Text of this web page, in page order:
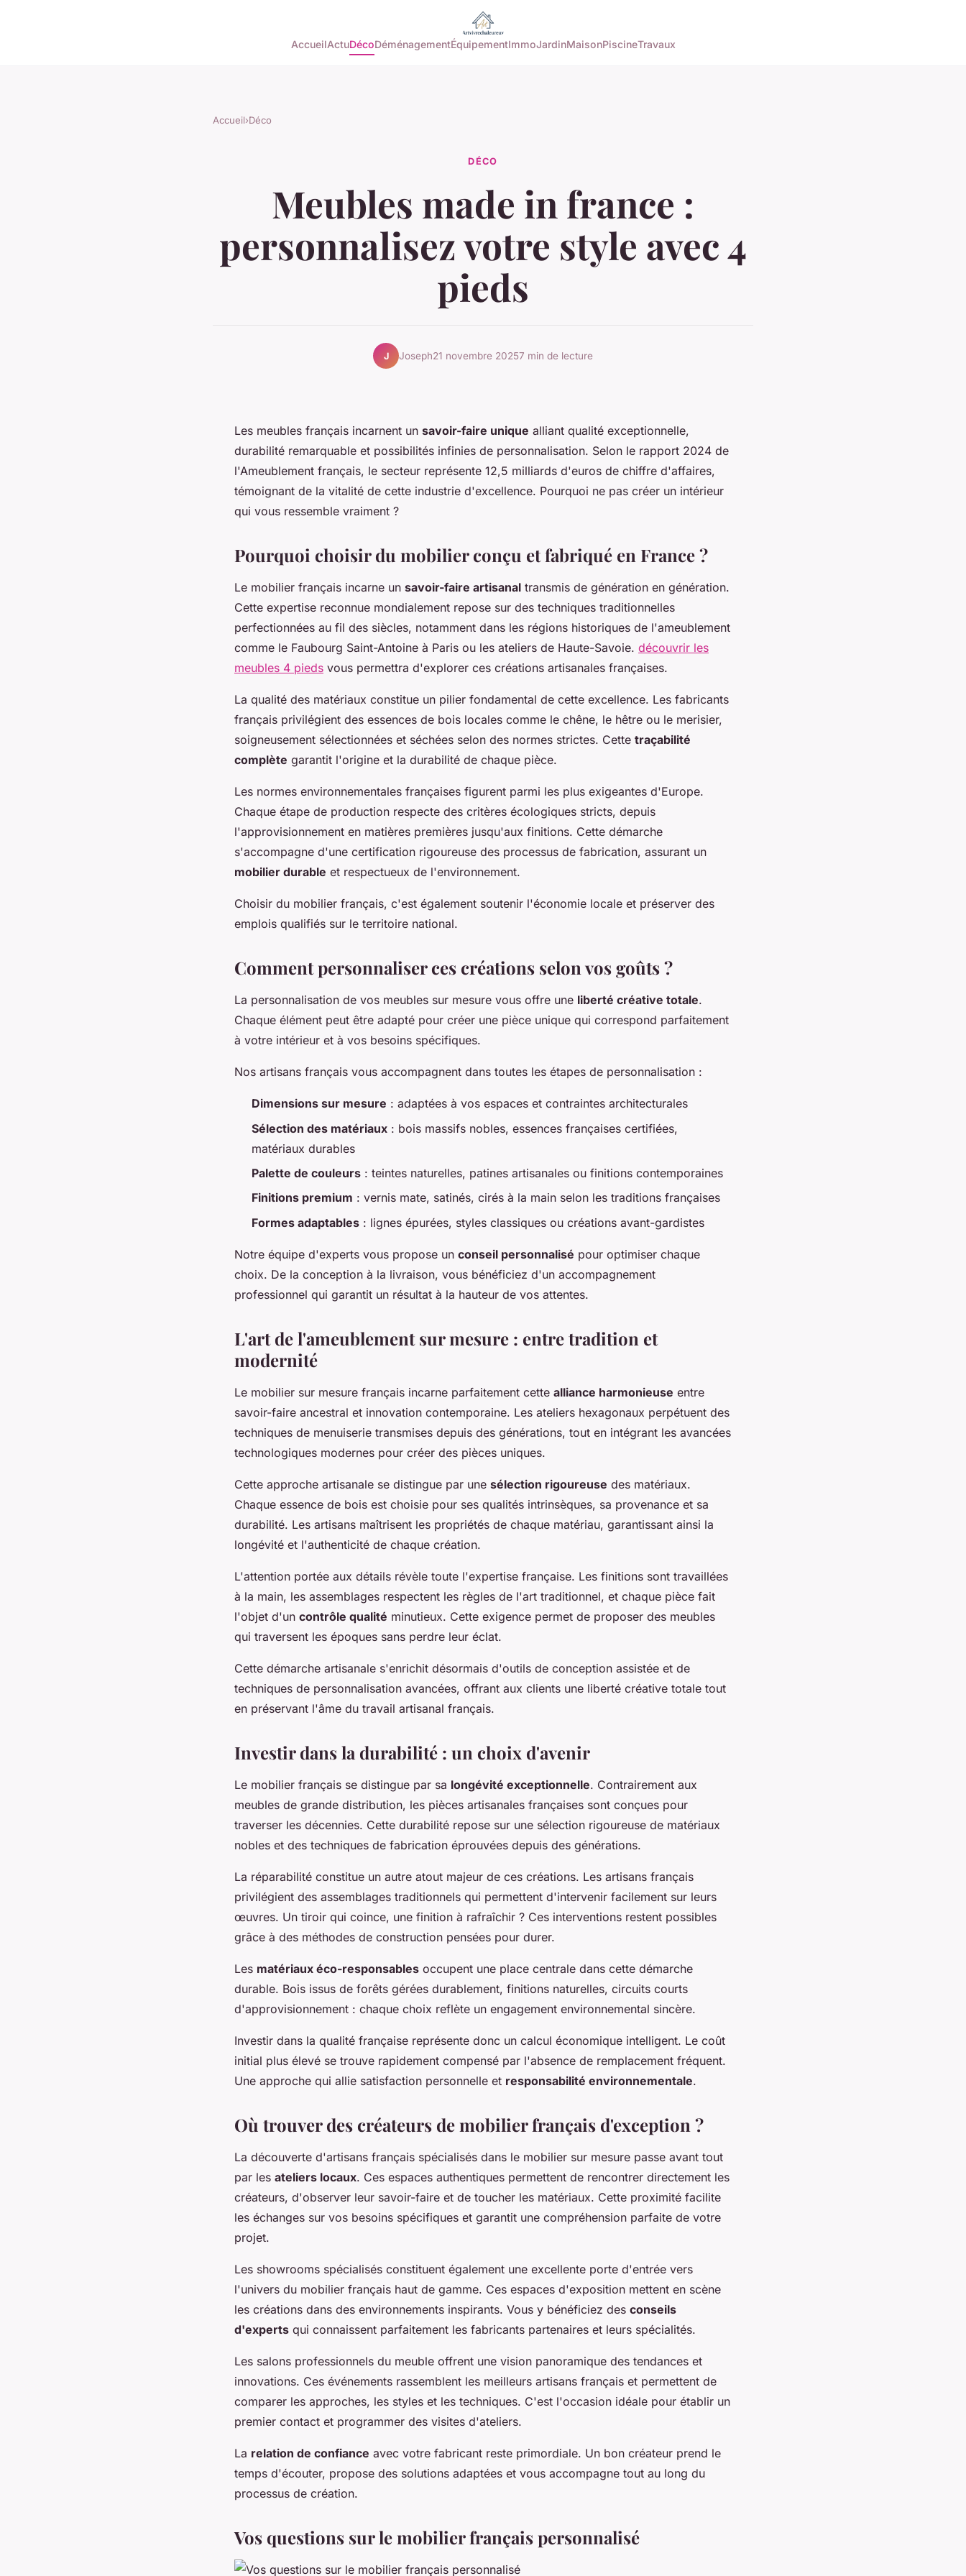
AccueilActuDécoDéménagementÉquipementImmoJardinMaisonPiscineTravaux
Accueil›Déco
DÉCO
Meubles made in france :
personnalisez votre style avec 4
pieds
J Joseph21 novembre 20257 min de lecture
Les meubles français incarnent un savoir-faire unique alliant qualité exceptionnelle,
durabilité remarquable et possibilités infinies de personnalisation. Selon le rapport 2024 de
l'Ameublement français, le secteur représente 12,5 milliards d'euros de chiffre d'affaires,
témoignant de la vitalité de cette industrie d'excellence. Pourquoi ne pas créer un intérieur
qui vous ressemble vraiment ?
Pourquoi choisir du mobilier conçu et fabriqué en France ?
Le mobilier français incarne un savoir-faire artisanal transmis de génération en génération.
Cette expertise reconnue mondialement repose sur des techniques traditionnelles
perfectionnées au fil des siècles, notamment dans les régions historiques de l'ameublement
comme le Faubourg Saint-Antoine à Paris ou les ateliers de Haute-Savoie. découvrir les
meubles 4 pieds vous permettra d'explorer ces créations artisanales françaises.
La qualité des matériaux constitue un pilier fondamental de cette excellence. Les fabricants
français privilégient des essences de bois locales comme le chêne, le hêtre ou le merisier,
soigneusement sélectionnées et séchées selon des normes strictes. Cette traçabilité
complète garantit l'origine et la durabilité de chaque pièce.
Les normes environnementales françaises figurent parmi les plus exigeantes d'Europe.
Chaque étape de production respecte des critères écologiques stricts, depuis
l'approvisionnement en matières premières jusqu'aux finitions. Cette démarche
s'accompagne d'une certification rigoureuse des processus de fabrication, assurant un
mobilier durable et respectueux de l'environnement.
Choisir du mobilier français, c'est également soutenir l'économie locale et préserver des
emplois qualifiés sur le territoire national.
Comment personnaliser ces créations selon vos goûts ?
La personnalisation de vos meubles sur mesure vous offre une liberté créative totale.
Chaque élément peut être adapté pour créer une pièce unique qui correspond parfaitement
à votre intérieur et à vos besoins spécifiques.
Nos artisans français vous accompagnent dans toutes les étapes de personnalisation :
Dimensions sur mesure : adaptées à vos espaces et contraintes architecturales
Sélection des matériaux : bois massifs nobles, essences françaises certifiées,
matériaux durables
Palette de couleurs : teintes naturelles, patines artisanales ou finitions contemporaines
Finitions premium : vernis mate, satinés, cirés à la main selon les traditions françaises
Formes adaptables : lignes épurées, styles classiques ou créations avant-gardistes
Notre équipe d'experts vous propose un conseil personnalisé pour optimiser chaque
choix. De la conception à la livraison, vous bénéficiez d'un accompagnement
professionnel qui garantit un résultat à la hauteur de vos attentes.
L'art de l'ameublement sur mesure : entre tradition et
modernité
Le mobilier sur mesure français incarne parfaitement cette alliance harmonieuse entre
savoir-faire ancestral et innovation contemporaine. Les ateliers hexagonaux perpétuent des
techniques de menuiserie transmises depuis des générations, tout en intégrant les avancées
technologiques modernes pour créer des pièces uniques.
Cette approche artisanale se distingue par une sélection rigoureuse des matériaux.
Chaque essence de bois est choisie pour ses qualités intrinsèques, sa provenance et sa
durabilité. Les artisans maîtrisent les propriétés de chaque matériau, garantissant ainsi la
longévité et l'authenticité de chaque création.
L'attention portée aux détails révèle toute l'expertise française. Les finitions sont travaillées
à la main, les assemblages respectent les règles de l'art traditionnel, et chaque pièce fait
l'objet d'un contrôle qualité minutieux. Cette exigence permet de proposer des meubles
qui traversent les époques sans perdre leur éclat.
Cette démarche artisanale s'enrichit désormais d'outils de conception assistée et de
techniques de personnalisation avancées, offrant aux clients une liberté créative totale tout
en préservant l'âme du travail artisanal français.
Investir dans la durabilité : un choix d'avenir
Le mobilier français se distingue par sa longévité exceptionnelle. Contrairement aux
meubles de grande distribution, les pièces artisanales françaises sont conçues pour
traverser les décennies. Cette durabilité repose sur une sélection rigoureuse de matériaux
nobles et des techniques de fabrication éprouvées depuis des générations.
La réparabilité constitue un autre atout majeur de ces créations. Les artisans français
privilégient des assemblages traditionnels qui permettent d'intervenir facilement sur leurs
œuvres. Un tiroir qui coince, une finition à rafraîchir ? Ces interventions restent possibles
grâce à des méthodes de construction pensées pour durer.
Les matériaux éco-responsables occupent une place centrale dans cette démarche
durable. Bois issus de forêts gérées durablement, finitions naturelles, circuits courts
d'approvisionnement : chaque choix reflète un engagement environnemental sincère.
Investir dans la qualité française représente donc un calcul économique intelligent. Le coût
initial plus élevé se trouve rapidement compensé par l'absence de remplacement fréquent.
Une approche qui allie satisfaction personnelle et responsabilité environnementale.
Où trouver des créateurs de mobilier français d'exception ?
La découverte d'artisans français spécialisés dans le mobilier sur mesure passe avant tout
par les ateliers locaux. Ces espaces authentiques permettent de rencontrer directement les
créateurs, d'observer leur savoir-faire et de toucher les matériaux. Cette proximité facilite
les échanges sur vos besoins spécifiques et garantit une compréhension parfaite de votre
projet.
Les showrooms spécialisés constituent également une excellente porte d'entrée vers
l'univers du mobilier français haut de gamme. Ces espaces d'exposition mettent en scène
les créations dans des environnements inspirants. Vous y bénéficiez des conseils
d'experts qui connaissent parfaitement les fabricants partenaires et leurs spécialités.
Les salons professionnels du meuble offrent une vision panoramique des tendances et
innovations. Ces événements rassemblent les meilleurs artisans français et permettent de
comparer les approches, les styles et les techniques. C'est l'occasion idéale pour établir un
premier contact et programmer des visites d'ateliers.
La relation de confiance avec votre fabricant reste primordiale. Un bon créateur prend le
temps d'écouter, propose des solutions adaptées et vous accompagne tout au long du
processus de création.
Vos questions sur le mobilier français personnalisé